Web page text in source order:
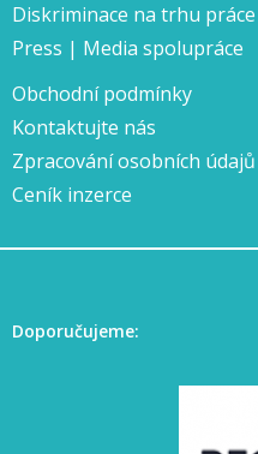
Diskriminace na trhu práce
Press | Media spolupráce
Obchodní podmínky
Kontaktujte nás
Zpracování osobních údajů
Ceník inzerce
Doporučujeme: